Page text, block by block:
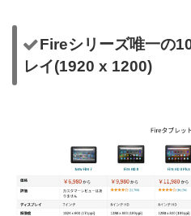
Fireシリーズ唯一の
レイ(1920 x 1200)